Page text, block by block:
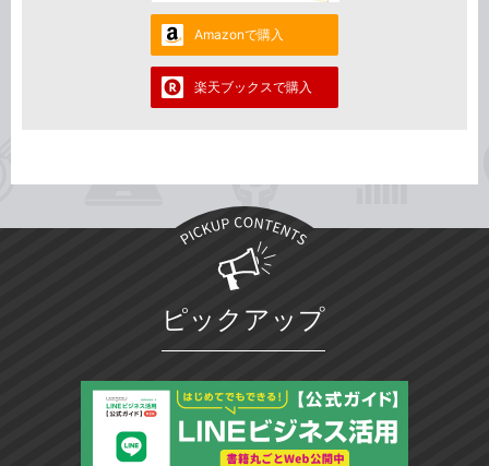
Amazonで購入
楽天ブックスで購入
ピックアップ